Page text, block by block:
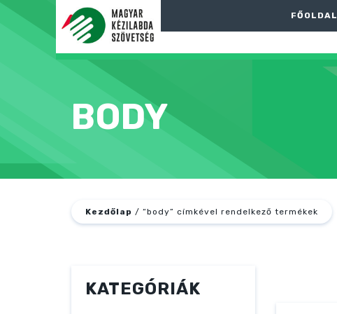
FŐOLDAL
BODY
Kezdőlap / “body” címkével rendelkező termékek
KATEGÓRIÁK